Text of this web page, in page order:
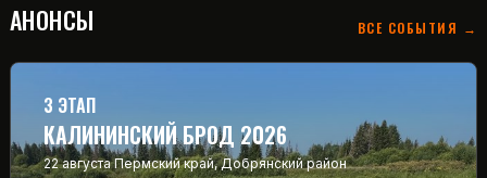
АНОНСЫ ВСЕ СОБЫТИЯ →
3 ЭТАП
КАЛИНИНСКИЙ БРОД 2026
22 августа Пермский край, Добрянский район